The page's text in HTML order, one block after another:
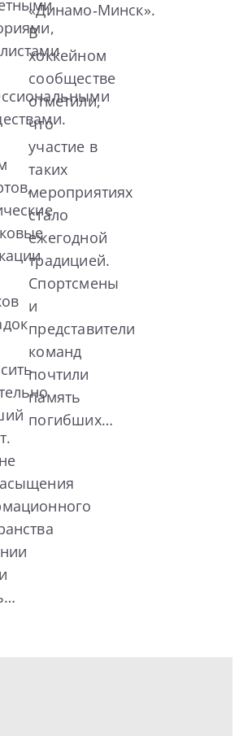
«Динамо‑Минск».
В
хоккейном
сообществе
отметили,
что
участие в
таких
мероприятиях
стало
ежегодной
традицией.
Спортсмены
и
представители
команд
почтили
память
погибших…